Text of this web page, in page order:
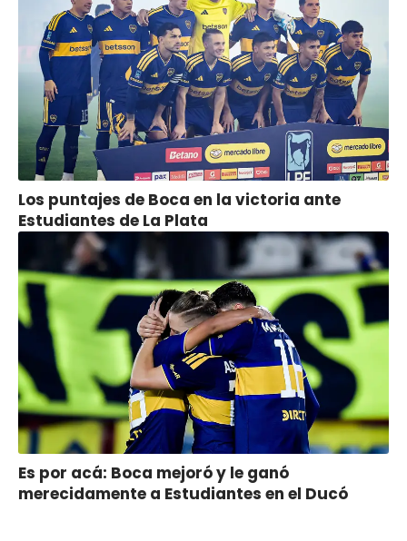
Los puntajes de Boca en la victoria ante
Estudiantes de La Plata
Es por acá: Boca mejoró y le ganó
merecidamente a Estudiantes en el Ducó